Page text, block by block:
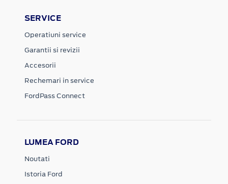
SERVICE
Operatiuni service
Garantii si revizii
Accesorii
Rechemari in service
FordPass Connect
LUMEA FORD
Noutati
Istoria Ford